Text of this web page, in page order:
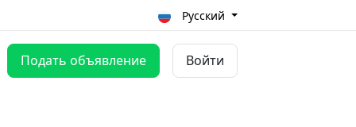
Русский
Подать объявление Войти